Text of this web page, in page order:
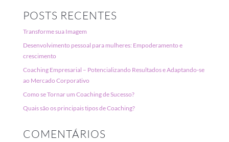
POSTS RECENTES
Transforme sua Imagem
Desenvolvimento pessoal para mulheres: Empoderamento e
crescimento
Coaching Empresarial – Potencializando Resultados e Adaptando-se
ao Mercado Corporativo
Como se Tornar um Coaching de Sucesso?
Quais são os principais tipos de Coaching?
COMENTÁRIOS